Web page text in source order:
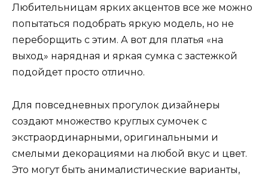
Любительницам ярких акцентов все же можно
попытаться подобрать яркую модель, но не
переборщить с этим. А вот для платья «на
выход» нарядная и яркая сумка с застежкой
подойдет просто отлично.
Для повседневных прогулок дизайнеры
создают множество круглых сумочек с
экстраординарными, оригинальными и
смелыми декорациями на любой вкус и цвет.
Это могут быть анималистические варианты,